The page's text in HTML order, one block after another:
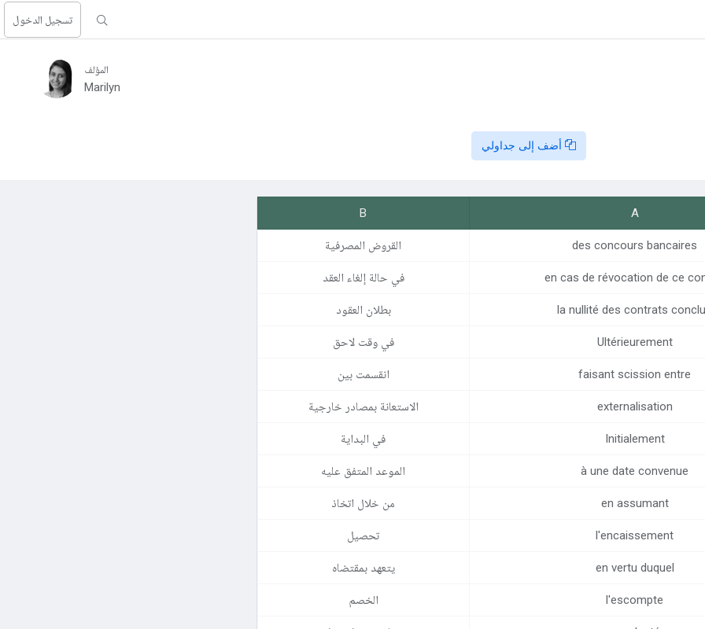
تسجيل الدخول
المؤلف
Marilyn
أضف إلى جداولي
A
B
des concours bancaires القروض المصرفية
en cas de révocation de ce في حالة إلغاء العقد
la nullité des contrats بطلان العقود
Ultérieurement في وقت لاحق
faisant scission entre انقسمت بين
externalisation الاستعانة بمصادر خارجية
Initialement في البداية
à une date convenue الموعد المتفق عليه
en assumant من خلال اتخاذ
l'encaissement تحصيل
en vertu duquel يتعهد بمقتضاه
l'escompte الخصم